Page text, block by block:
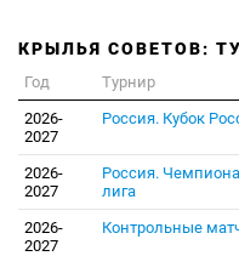
КРЫЛЬЯ СОВЕТОВ:
Год Турнир
2026-
2027
Россия. Кубок
2026-
2027
Россия.
лига
2026-
2027
Контрольные